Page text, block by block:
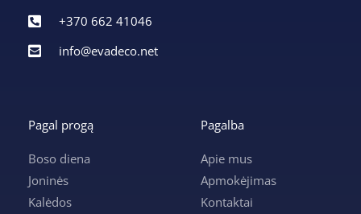
+370 662 41046
info@evadeco.net
Pagal progą
Boso diena
Joninės
Kalėdos
Pagalba
Apie mus
Apmokėjimas
Kontaktai